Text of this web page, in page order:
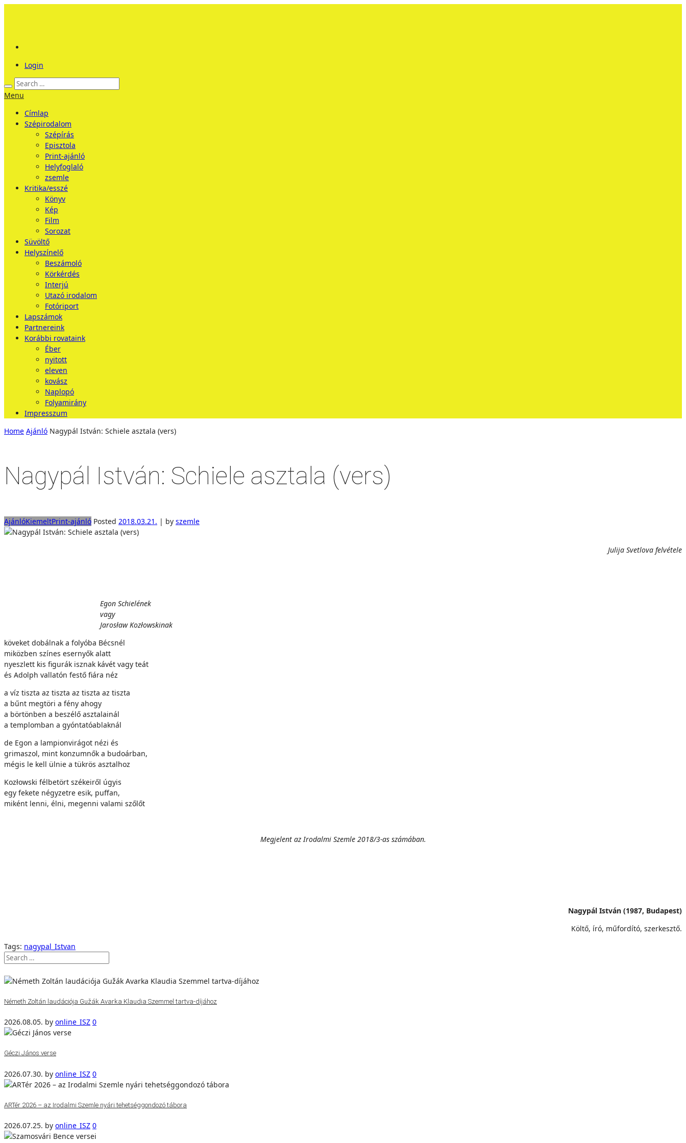
Login
Menu
Címlap
Szépirodalom
Szépírás
Episztola
Print-ajánló
Helyfoglaló
zsemle
Kritika/esszé
Könyv
Kép
Film
Sorozat
Süvöltő
Helyszínelő
Beszámoló
Körkérdés
Interjú
Utazó irodalom
Fotóriport
Lapszámok
Partnereink
Korábbi rovataink
Éber
nyitott
eleven
kovász
Naplopó
Folyamirány
Impresszum
Home Ajánló Nagypál István: Schiele asztala (vers)
Nagypál István: Schiele asztala (vers)
AjánlóKiemeltPrint-ajánló Posted 2018.03.21. | by szemle
Julija Svetlova felvétele
Egon Schielének
vagy
Jarosław Kozłowskinak
köveket dobálnak a folyóba Bécsnél
miközben színes esernyők alatt
nyeszlett kis figurák isznak kávét vagy teát
és Adolph vallatón festő fiára néz
a víz tiszta az tiszta az tiszta az tiszta
a bűnt megtöri a fény ahogy
a börtönben a beszélő asztalainál
a templomban a gyóntatóablaknál
de Egon a lampionvirágot nézi és
grimaszol, mint konzumnők a budoárban,
mégis le kell ülnie a tükrös asztalhoz
Kozłowski félbetört székeiről úgyis
egy fekete négyzetre esik, puffan,
miként lenni, élni, megenni valami szőlőt
Megjelent az Irodalmi Szemle 2018/3-as számában.
Nagypál István (1987, Budapest)
Költő, író, műfordító, szerkesztő.
Tags: nagypal_Istvan
Németh Zoltán laudációja Gužák Avarka Klaudia Szemmel tartva-díjához
2026.08.05. by online_ISZ 0
Géczi János verse
2026.07.30. by online_ISZ 0
ARTér 2026 – az Irodalmi Szemle nyári tehetséggondozó tábora
2026.07.25. by online_ISZ 0